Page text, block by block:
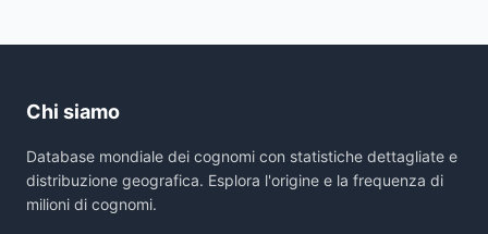
Chi siamo
Database mondiale dei cognomi con statistiche dettagliate e
distribuzione geografica. Esplora l'origine e la frequenza di
milioni di cognomi.